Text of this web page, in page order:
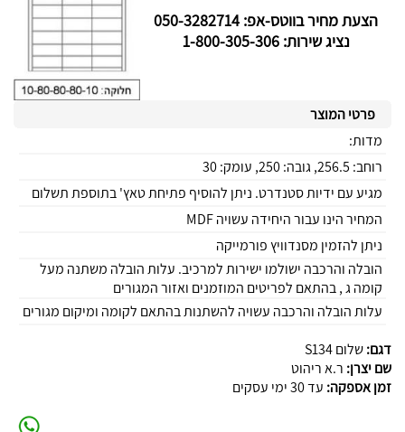
הצעת מחיר בווטס-אפ: 050-3282714
נציג שירות: 1-800-305-306
פרטי המוצר
מדות:
רוחב: 256.5, גובה: 250, עומק: 30
מגיע עם ידיות סטנדרט. ניתן להוסיף פתיחת טאץ' בתוספת תשלום
המחיר הינו עבור היחידה עשויה MDF
ניתן להזמין מסנדוויץ פורמייקה
הובלה והרכבה ישולמו ישירות למרכיב. עלות הובלה משתנה מעל
קומה ג , בהתאם לפריטים המוזמנים ואזור המגורים
עלות הובלה והרכבה עשויה להשתנות בהתאם לקומה ומיקום מגורים
דגם:שלום S134
שם יצרן: ר.א ריהוט
זמן אספקה: עד 30 ימי עסקים